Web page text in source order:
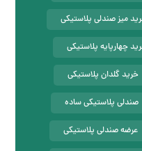
میز صندلی پلاستیکی
چهارپایه پلاستیکی
خرید گلدان پلاستیکی
صندلی پلاستیکی ساده
عرضه صندلی پلاستیکی